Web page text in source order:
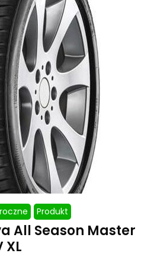
Produkt
All Season Master
XL